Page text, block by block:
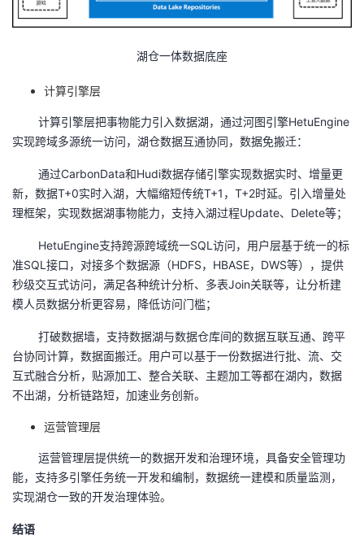
湖仓一体数据底座
计算引擎层
计算引擎层把事物能力引入数据湖，通过河图引擎HetuEngine
实现跨域多源统一访问，湖仓数据互通协同，数据免搬迁：
通过CarbonData和Hudi数据存储引擎实现数据实时、增量更
新，数据T+0实时入湖，大幅缩短传统T+1 ， T+2时延。引入增量处
理框架，实现数据湖事物能力，支持入湖过程Update、 Delete等；
HetuEngine支持跨源跨域统一SQL 访问，用户层基于统一的标
准SQL 接口，对接多个数据源（HDFS， HBASE， DWS等），提供
秒级交互式访问，满足各种统计分析、多表Join关联等，让分析建
模人员数据分析更容易，降低访问门槛；
打破数据墙，支持数据湖与数据仓库间的数据互联互通、跨平
台协同计算，数据面搬迁。用户可以基于一份数据进行批、流、交
互式融合分析，贴源加工、整合关联、主题加工等都在湖内，数据
不出湖，分析链路短，加速业务创新。
运营管理层
运营管理层提供统一的数据开发和治理环境，具备安全管理功
能，支持多引擎任务统一开发和编制，数据统一建模和质量监测，
实现湖仓一致的开发治理体验。
结语